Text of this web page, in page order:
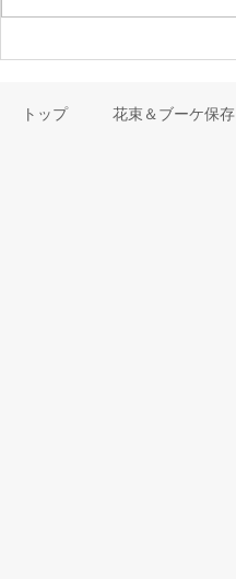
トップ 花束＆ブーケ保存